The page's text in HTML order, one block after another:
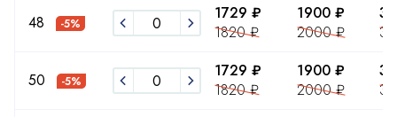
48 -5%
1729 ₽
1820 ₽
1900 ₽
2000 ₽
50 -5%
1729 ₽
1820 ₽
1900 ₽
2000 ₽